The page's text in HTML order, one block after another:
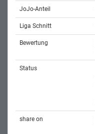
JoJo-Anteil
Liga Schnitt
Bewertung
Status
share on